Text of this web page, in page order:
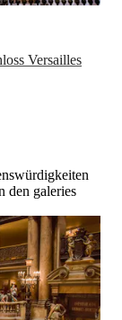
Versailles
den galeries